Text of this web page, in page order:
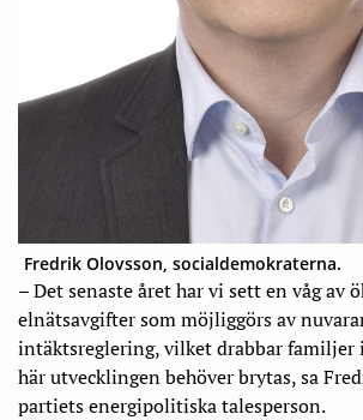
Fredrik Olovsson, socialdemokraterna.
– Det senaste året har vi sett en våg av
elnätsavgifter som möjliggörs av
intäktsreglering, vilket drabbar familjer
här utvecklingen behöver brytas, sa
partiets energipolitiska talesperson.